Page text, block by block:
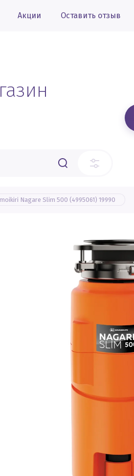
Акции Оставить отзыв
Nagare Slim 500 (4995061) 19990